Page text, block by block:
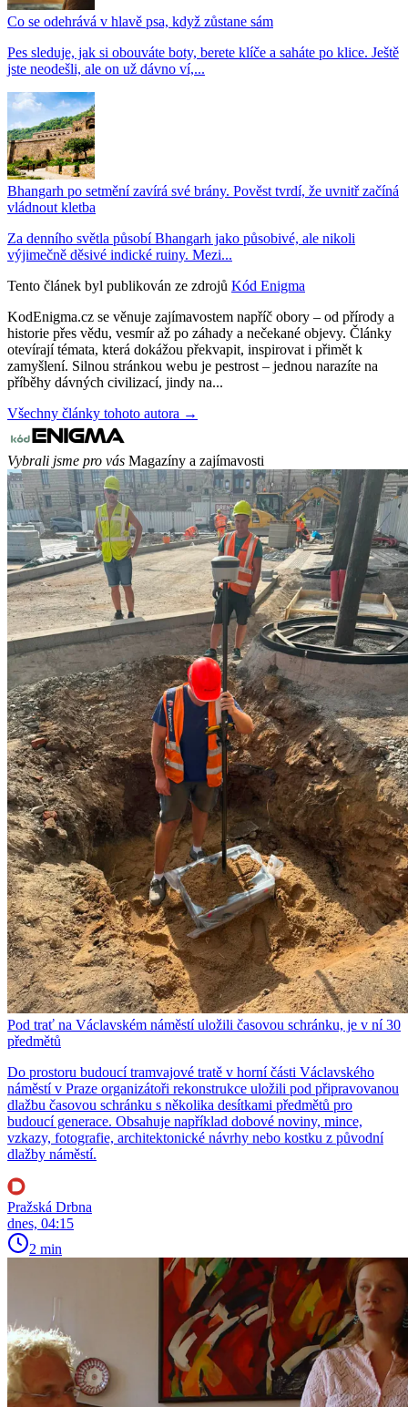
Co se odehrává v hlavě psa, když zůstane sám
Pes sleduje, jak si obouváte boty, berete klíče a saháte po klice. Ještě
jste neodešli, ale on už dávno ví,...
Bhangarh po setmění zavírá své brány. Pověst tvrdí, že uvnitř začíná
vládnout kletba
Za denního světla působí Bhangarh jako působivé, ale nikoli
výjimečně děsivé indické ruiny. Mezi...
Tento článek byl publikován ze zdrojů Kód Enigma
KodEnigma.cz se věnuje zajímavostem napříč obory – od přírody a
historie přes vědu, vesmír až po záhady a nečekané objevy. Články
otevírají témata, která dokážou překvapit, inspirovat i přimět k
zamyšlení. Silnou stránkou webu je pestrost – jednou narazíte na
příběhy dávných civilizací, jindy na...
Všechny články tohoto autora →
Vybrali jsme pro vás Magazíny a zajímavosti
Pod trať na Václavském náměstí uložili časovou schránku, je v ní 30
předmětů
Do prostoru budoucí tramvajové tratě v horní části Václavského
náměstí v Praze organizátoři rekonstrukce uložili pod připravovanou
dlažbu časovou schránku s několika desítkami předmětů pro
budoucí generace. Obsahuje například dobové noviny, mince,
vzkazy, fotografie, architektonické návrhy nebo kostku z původní
dlažby náměstí.
Pražská Drbna
dnes, 04:15
2 min